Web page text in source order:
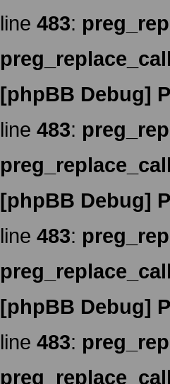
line 483:
[phpBB Debug]
line 483:
[phpBB Debug]
line 483:
[phpBB Debug]
line 483: